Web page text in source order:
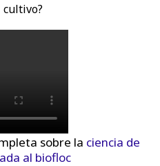
cultivo?
sobre la ciencia de
al biofloc